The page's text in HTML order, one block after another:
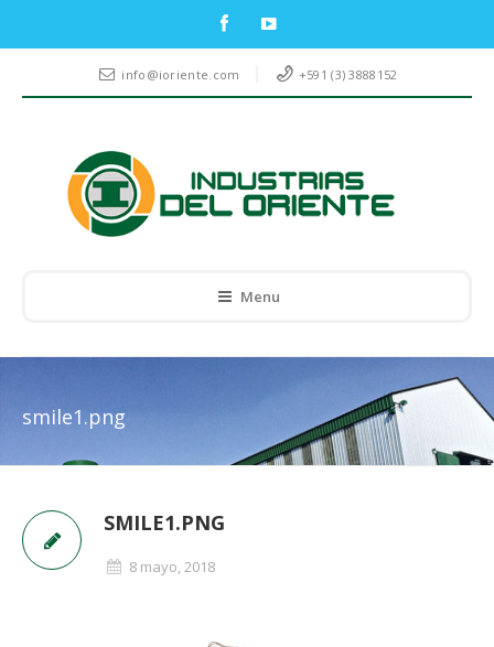
info@ioriente.com +591 (3) 3888152
Menu
smile1.png
SMILE1.PNG
8 mayo, 2018